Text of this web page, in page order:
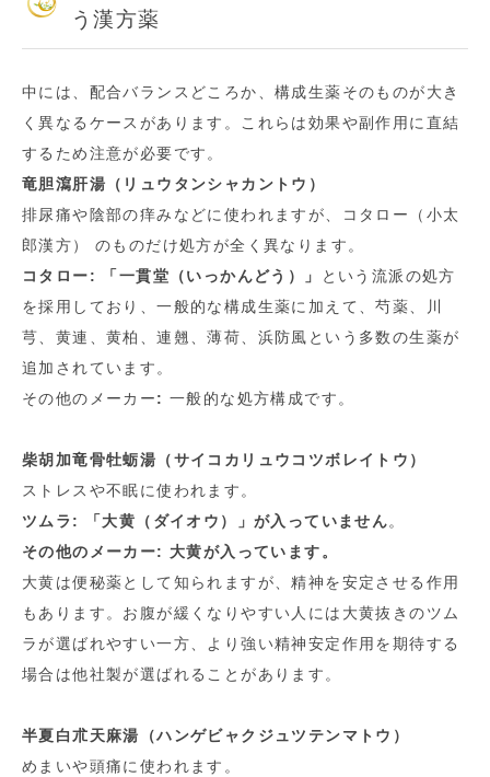
う漢方薬
中には、配合バランスどころか、構成生薬そのものが大き
く異なるケースがあります。これらは効果や副作用に直結
するため注意が必要です。
竜胆瀉肝湯（リュウタンシャカントウ）
排尿痛や陰部の痒みなどに使われますが、コタロー（小太
郎漢方） のものだけ処方が全く異なります。
コタロー:
「一貫堂（いっかんどう）」
という流派の処方
を採用しており、一般的な構成生薬に加えて、芍薬、川
芎、黄連、黄柏、連翹、薄荷、浜防風という多数の生薬が
追加されています。
その他のメーカー: 一般的な処方構成です。
柴胡加竜骨牡蛎湯（サイコカリュウコツボレイトウ）
ストレスや不眠に使われます。
ツムラ:
「大黄（ダイオウ）」が入っていません。
その他のメーカー: 大黄が入っています。
大黄は便秘薬として知られますが、精神を安定させる作用
もあります。お腹が緩くなりやすい人には大黄抜きのツム
ラが選ばれやすい一方、より強い精神安定作用を期待する
場合は他社製が選ばれることがあります。
半夏白朮天麻湯（ハンゲビャクジュツテンマトウ）
めまいや頭痛に使われます。